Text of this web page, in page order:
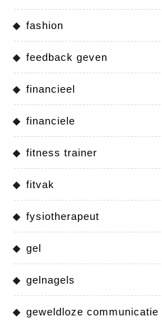
fashion
feedback geven
financieel
financiele
fitness trainer
fitvak
fysiotherapeut
gel
gelnagels
geweldloze communicatie